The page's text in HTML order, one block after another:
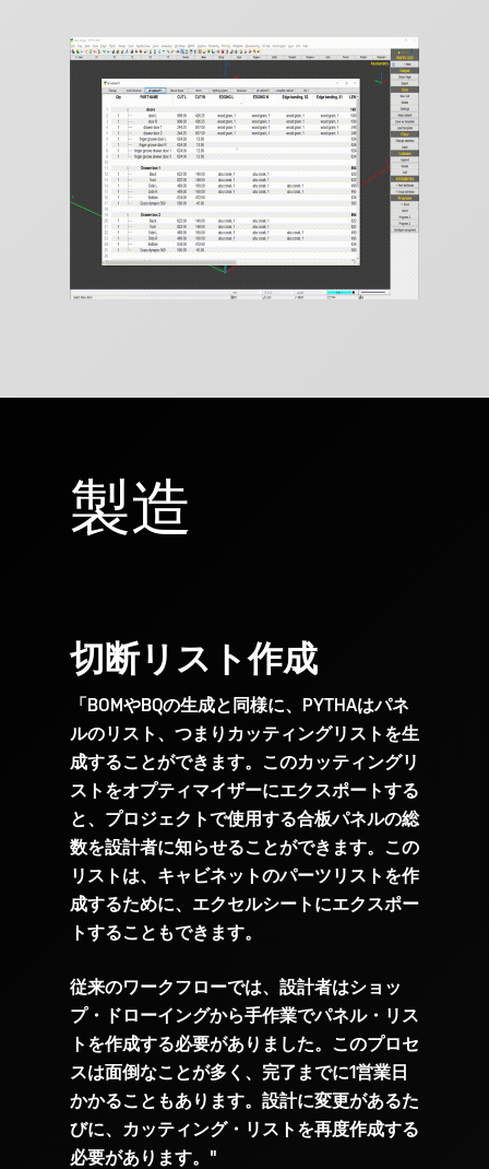
製造
切断リスト作成
「BOMやBQの生成と同様に、PYTHAはパネ
ルのリスト、つまりカッティングリストを生
成することができます。このカッティングリ
ストをオプティマイザーにエクスポートする
と、プロジェクトで使用する合板パネルの総
数を設計者に知らせることができます。この
リストは、キャビネットのパーツリストを作
成するために、エクセルシートにエクスポー
トすることもできます。
従来のワークフローでは、設計者はショッ
プ・ドローイングから手作業でパネル・リス
トを作成する必要がありました。このプロセ
スは面倒なことが多く、完了までに1営業日
かかることもあります。設計に変更があるた
びに、カッティング・リストを再度作成する
必要があります。"